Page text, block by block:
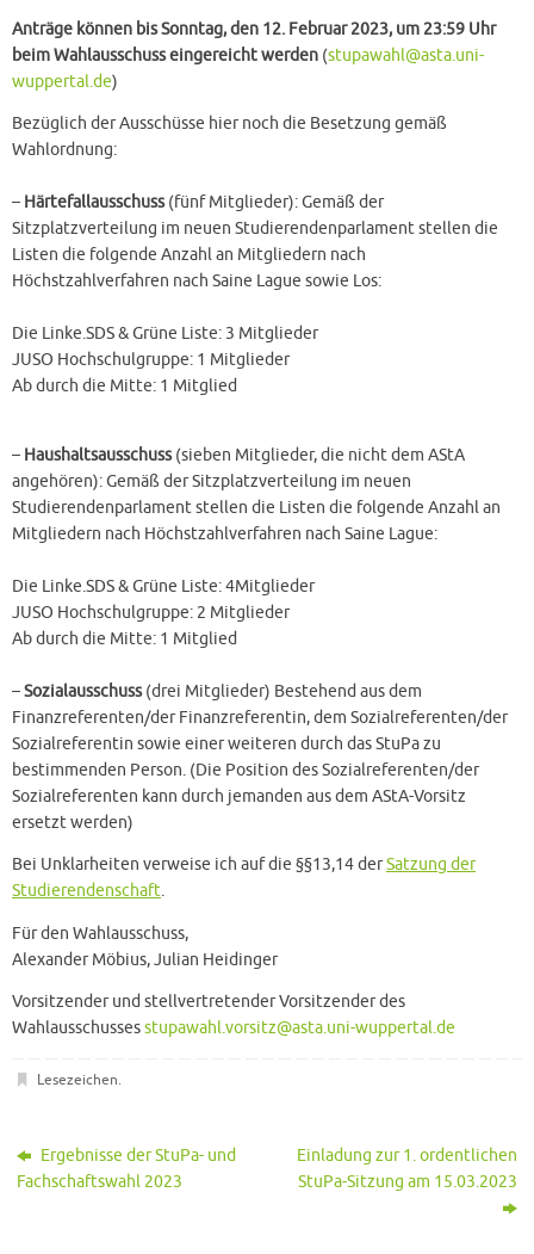
Anträge können bis Sonntag, den 12. Februar 2023, um 23:59 Uhr
beim Wahlausschuss eingereicht werden (stupawahl@asta.uni-
wuppertal.de)
Bezüglich der Ausschüsse hier noch die Besetzung gemäß
Wahlordnung:
– Härtefallausschuss(fünf Mitglieder): Gemäß der
Sitzplatzverteilung im neuen Studierendenparlament stellen die
Listen die folgende Anzahl an Mitgliedern nach
Höchstzahlverfahren nach Saine Lague sowie Los:
Die Linke.SDS & Grüne Liste: 3 Mitglieder
JUSO Hochschulgruppe: 1 Mitglieder
Ab durch die Mitte: 1 Mitglied
– Haushaltsausschuss(sieben Mitglieder, die nicht dem AStA
angehören): Gemäß der Sitzplatzverteilung im neuen
Studierendenparlament stellen die Listen die folgende Anzahl an
Mitgliedern nach Höchstzahlverfahren nach Saine Lague:
Die Linke.SDS & Grüne Liste: 4Mitglieder
JUSO Hochschulgruppe: 2 Mitglieder
Ab durch die Mitte: 1 Mitglied
–Sozialausschuss(drei Mitglieder) Bestehend aus dem
Finanzreferenten/der Finanzreferentin, dem Sozialreferenten/der
Sozialreferentin sowie einer weiteren durch das StuPa zu
bestimmenden Person. (Die Position des Sozialreferenten/der
Sozialreferenten kann durch jemanden aus dem AStA-Vorsitz
ersetzt werden)
Bei Unklarheiten verweise ich auf die §§13,14 derSatzung der
Studierendenschaft.
Für den Wahlausschuss,
Alexander Möbius, Julian Heidinger
Vorsitzender und stellvertretender Vorsitzender des
Wahlausschussesstupawahl.vorsitz@asta.uni-wuppertal.de
Lesezeichen.
Ergebnisse der StuPa- und
Fachschaftswahl 2023
Einladung zur 1. ordentlichen
StuPa-Sitzung am 15.03.2023